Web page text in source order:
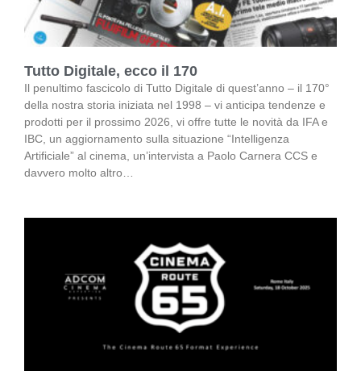
Tutto Digitale, ecco il 170
Il penultimo fascicolo di Tutto Digitale di quest’anno – il 170°
della nostra storia iniziata nel 1998 – vi anticipa tendenze e
prodotti per il prossimo 2026, vi offre tutte le novità da IFA e
IBC, un aggiornamento sulla situazione “Intelligenza
Artificiale” al cinema, un’intervista a Paolo Carnera CCS e
davvero molto altro…